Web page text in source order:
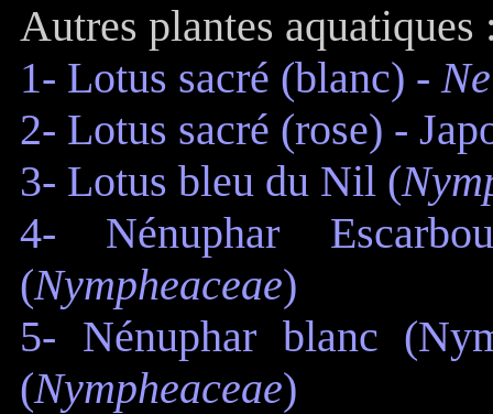
Autres plantes aquatiques
1- Lotus sacré (blanc) -
2- Lotus sacré (rose) -
3- Lotus bleu du Nil (
4- Nénuphar
(Nympheaceae)
5- Nénuphar blanc
(Nympheaceae)